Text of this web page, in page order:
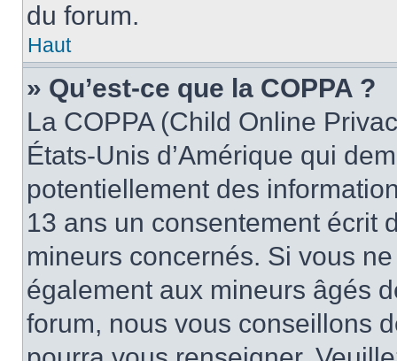
du forum.
Haut
» Qu’est-ce que la COPPA ?
La COPPA (Child Online
États-Unis d’Amérique qui
potentiellement des
13 ans un consentement écrit
mineurs concernés. Si vous
également aux mineurs âgés
forum, nous vous conseillons